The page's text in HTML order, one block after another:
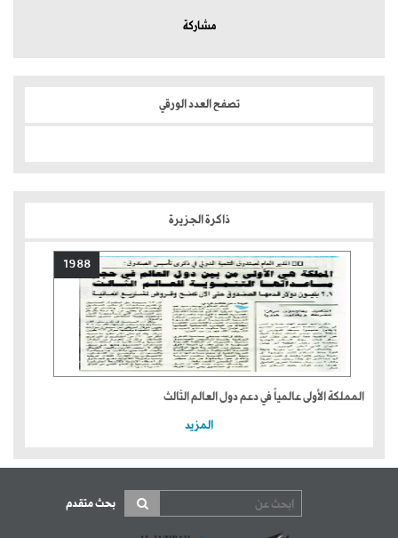
مشاركة
تصفح العدد الورقي
ذاكرة الجزيرة
1988
المملكة الأولى عالمياً في دعم دول العالم الثالث
المزيد
بحث متقدم